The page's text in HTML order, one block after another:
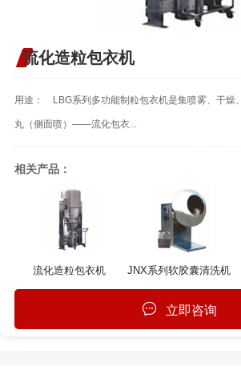
流化造粒包衣机
用途： LBG系列多功能制粒包衣机是集喷雾、干燥
丸（侧面喷）——流化包衣...
相关产品：
流化造粒包衣机 JNX系列软胶囊清洗机
立即咨询